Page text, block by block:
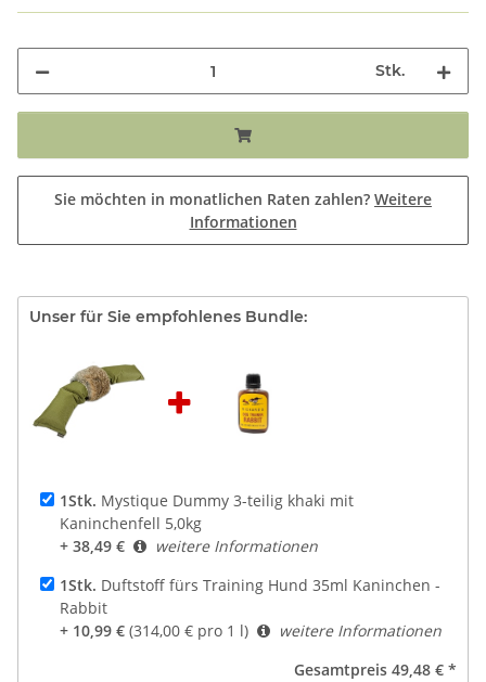
Stk.
Sie möchten in monatlichen Raten zahlen? Weitere
Informationen
Unser für Sie empfohlenes Bundle:
1Stk. Mystique Dummy 3-teilig khaki mit
Kaninchenfell 5,0kg
+ 38,49 €
weitere Informationen
1Stk. Duftstoff fürs Training Hund 35ml Kaninchen -
Rabbit
+ 10,99 € (314,00 € pro 1 l)
weitere Informationen
Gesamtpreis 49,48 € *